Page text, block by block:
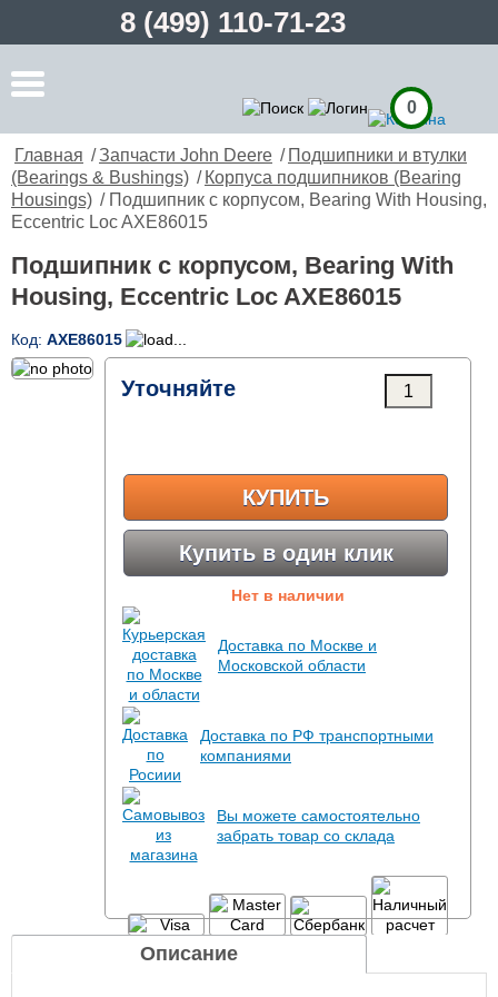
8 (499) 110-71-23
0
Главная /Запчасти John Deere / Подшипники и втулки
(Bearings & Bushings) / Корпуса подшипников (Bearing
Housings) / Подшипник с корпусом, Bearing With Housing,
Eccentric Loc AXE86015
Подшипник с корпусом, Bearing With
Housing, Eccentric Loc AXE86015
Код: AXE86015
Уточняйте
КУПИТЬ
Купить в один клик
Нет в наличии
Доставка по Москве и
Московской области
Доставка по РФ транспортными
компаниями
Вы можете самостоятельно
забрать товар со склада
Описание